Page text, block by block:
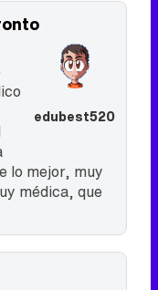
edubest520
lo mejor, muy
médica, que